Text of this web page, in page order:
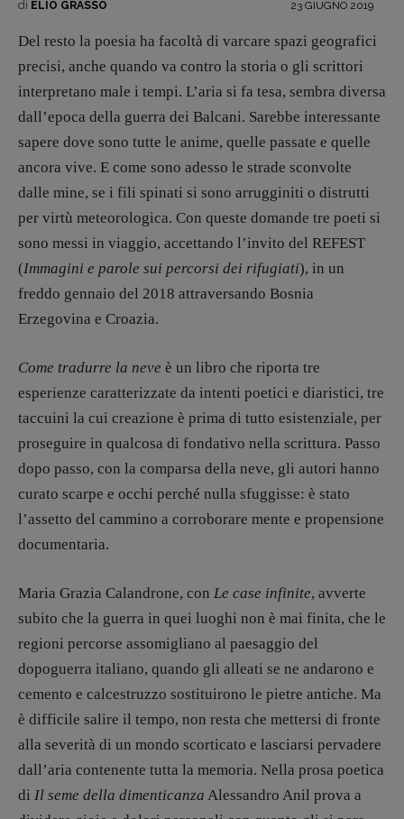
Blade Runner 40
Editoria
Intelligenza Artificiale
Maestri sommersi
Psichedelia
Scienza
Stranimondi
Tornare a Ballard
Valerio Evangelisti
Vampirismi
DIRETTRICE RESPONSABILE
REDAZIONE
Walter Catalano,Giuseppe Costigliola,
Anna da Re, Roberto Derobertis,Elio
Spallina,Roberto Sturm
CONTATTI
Case editrici e coordinamento
Elio Grasso [eliovoyager@gmail.com]
Coordinamento Primo Piano :
Elisabetta Michielin
[michielin.elisabetta@gmail.com]
Coordinamento News in breve:
[anna.dare.comunicazione@gmail.com]
Coordinamento Fumetti:
di ELIO GRASSO 23 GIUGNO 2019
Del resto la poesia ha facoltà di varcare spazi geografici
precisi, anche quando va contro la storia o gli scrittori
interpretano male i tempi. L’aria si fa tesa, sembra diversa
dall’epoca della guerra dei Balcani. Sarebbe interessante
sapere dove sono tutte le anime, quelle passate e quelle
ancora vive. E come sono adesso le strade sconvolte
dalle mine, se i fili spinati si sono arrugginiti o distrutti
per virtù meteorologica. Con queste domande tre poeti si
sono messi in viaggio, accettando l’invito del REFEST
(Immagini e parole sui percorsi dei rifugiati), in un
freddo gennaio del 2018 attraversando Bosnia
Erzegovina e Croazia.
Come tradurre la neve è un libro che riporta tre
esperienze caratterizzate da intenti poetici e diaristici, tre
taccuini la cui creazione è prima di tutto esistenziale, per
proseguire in qualcosa di fondativo nella scrittura. Passo
dopo passo, con la comparsa della neve, gli autori hanno
curato scarpe e occhi perché nulla sfuggisse: è stato
l’assetto del cammino a corroborare mente e propensione
documentaria.
Maria Grazia Calandrone, con Le case infinite, avverte
subito che la guerra in quei luoghi non è mai finita, che le
regioni percorse assomigliano al paesaggio del
dopoguerra italiano, quando gli alleati se ne andarono e
cemento e calcestruzzo sostituirono le pietre antiche. Ma
è difficile salire il tempo, non resta che mettersi di fronte
alla severità di un mondo scorticato e lasciarsi pervadere
dall’aria contenente tutta la memoria. Nella prosa poetica
di Il seme della dimenticanza Alessandro Anil prova a